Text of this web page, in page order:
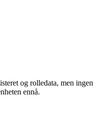
og rolledata, men ingen
ennå.